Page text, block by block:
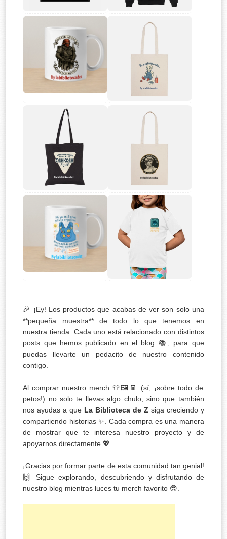
🎉 ¡Ey! Los productos que acabas de ver son solo una
**pequeña muestra** de todo lo que tenemos en
nuestra tienda. Cada uno está relacionado con distintos
posts que hemos publicado en el blog 📚, para que
puedas llevarte un pedacito de nuestro contenido
contigo.
Al comprar nuestro merch 👕🖼️👖 (sí, ¡sobre todo de
petos!) no solo te llevas algo chulo, sino que también
nos ayudas a que La Biblioteca de Zsiga creciendo y
compartiendo historias ✨. Cada compra es una manera
de mostrar que te interesa nuestro proyecto y de
apoyarnos directamente 💖.
¡Gracias por formar parte de esta comunidad tan genial!
🙌 Sigue explorando, descubriendo y disfrutando de
nuestro blog mientras luces tu merch favorito 😎.